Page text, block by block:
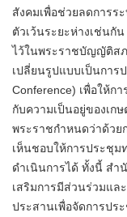
Search
for:
สังคมเพื่อช่วยลดการร
ตัวเว้นระยะห่างเช่นกั
ไว้ในพระราชบัญญัติสภ
เปลี่ยนรูปแบบเป็นการ
Conference) เพื่อให้ก
กับความเป็นอยู่ของเก
พระราชกำหนดว่าด้วย
เห็นชอบให้การประชุม
ดำเนินการได้ ทั้งนี้ สำ
เสริมการมีส่วนร่วมแล
ประสานเพื่อจัดการปร